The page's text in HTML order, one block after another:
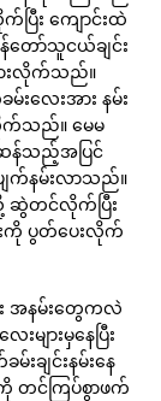
း ကျောင်းထဲ
ော်သူငယ်ချင်း
ားလိုက်သည်။
လေးအား နမ်း
သည်။ မေမ
န်သည့်အပြင်
က်နမ်းလာသည်။
ဆွဲတင်လိုက်ပြီး
ကို ပွတ်ပေးလိုက်
း အနမ်းတွေကလဲ
ျားမှနေပြီး
ချင်းနမ်းနေ
တင်ကြပ်စွာဖက်